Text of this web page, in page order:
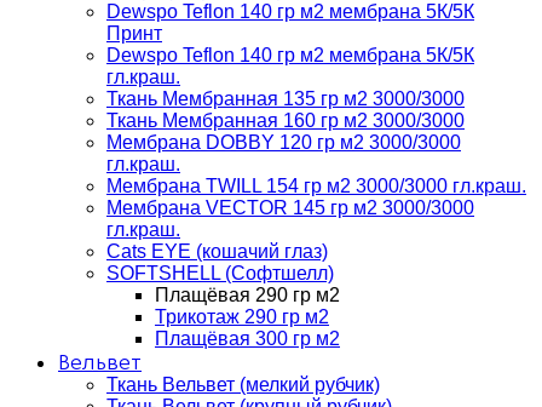
Dewspo Teflon 140 гр м2 мембрана 5К/5К
Принт
Dewspo Teflon 140 гр м2 мембрана 5К/5К
гл.краш.
Ткань Мембранная 135 гр м2 3000/3000
Ткань Мембранная 160 гр м2 3000/3000
Мембрана DOBBY 120 гр м2 3000/3000
гл.краш.
Мембрана TWILL 154 гр м2 3000/3000 гл.краш.
Мембрана VECTOR 145 гр м2 3000/3000
гл.краш.
Cats EYE (кошачий глаз)
SOFTSHELL (Софтшелл)
Плащёвая 290 гр м2
Трикотаж 290 гр м2
Плащёвая 300 гр м2
Вельвет
Ткань Вельвет (мелкий рубчик)